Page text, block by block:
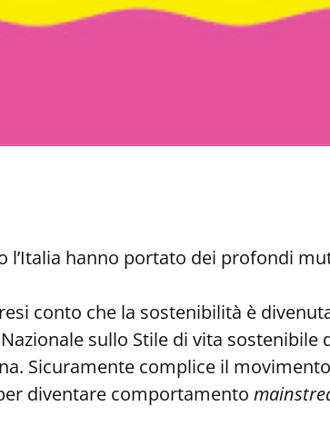
l’Italia hanno portato dei profondi
conto che la sostenibilità è
sullo Stile di vita
Sicuramente complice il
diventare comportamento